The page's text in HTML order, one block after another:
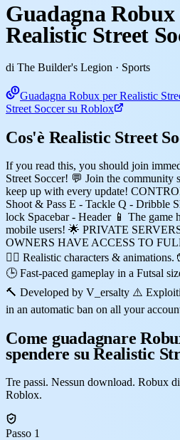
Guadagna
Realistic Street
di The Builder's Legion · Sports
Guadagna Robux per Realistic
Street Soccer su Roblox
Cos'è Realistic Street
If you read this, you should join
Street Soccer! 💬 Join the community
keep up with every update!
Shoot & Pass E - Tackle Q - Dribble
lock Spacebar - Header 📱 The game
mobile users! 🌟 PRIVATE
OWNERS HAVE ACCESS TO
🧍‍♂️ Realistic characters &
🕒 Fast-paced gameplay in a Futsal
🔨 Developed by V_ersalty ⚠️
in an automatic ban on all your
Come guadagnare
spendere su Realistic
Tre passi. Nessun download. Robux
Roblox.
Passo 1